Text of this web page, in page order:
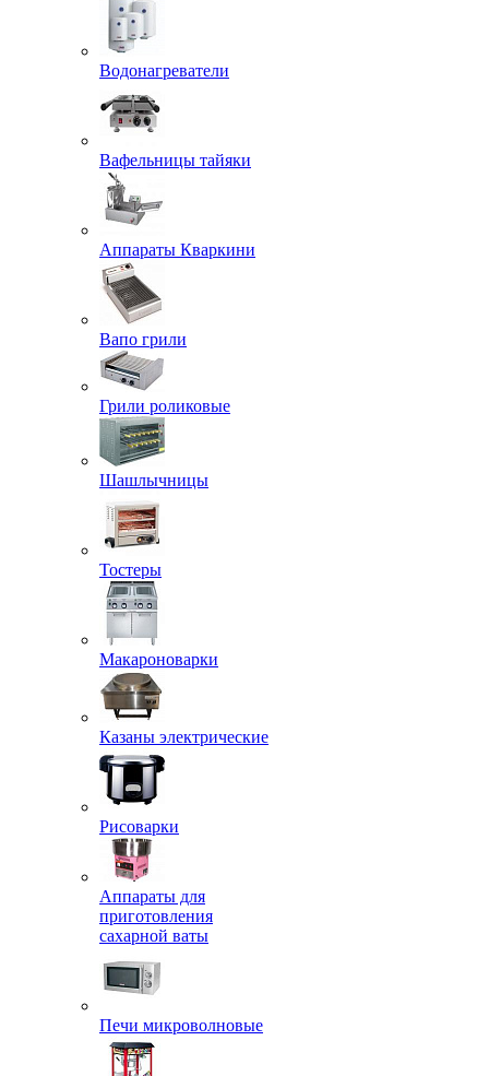
Водонагреватели
Вафельницы тайяки
Аппараты Кваркини
Вапо грили
Грили роликовые
Шашлычницы
Тостеры
Макароноварки
Казаны электрические
Рисоварки
Аппараты для
приготовления
сахарной ваты
Печи микроволновые